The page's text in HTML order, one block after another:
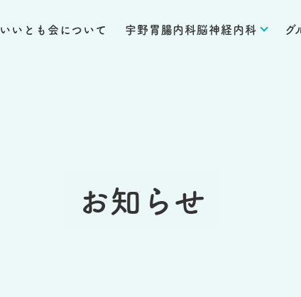
いいとも会について 宇野胃腸内科脳神経内科 グ
お知らせ